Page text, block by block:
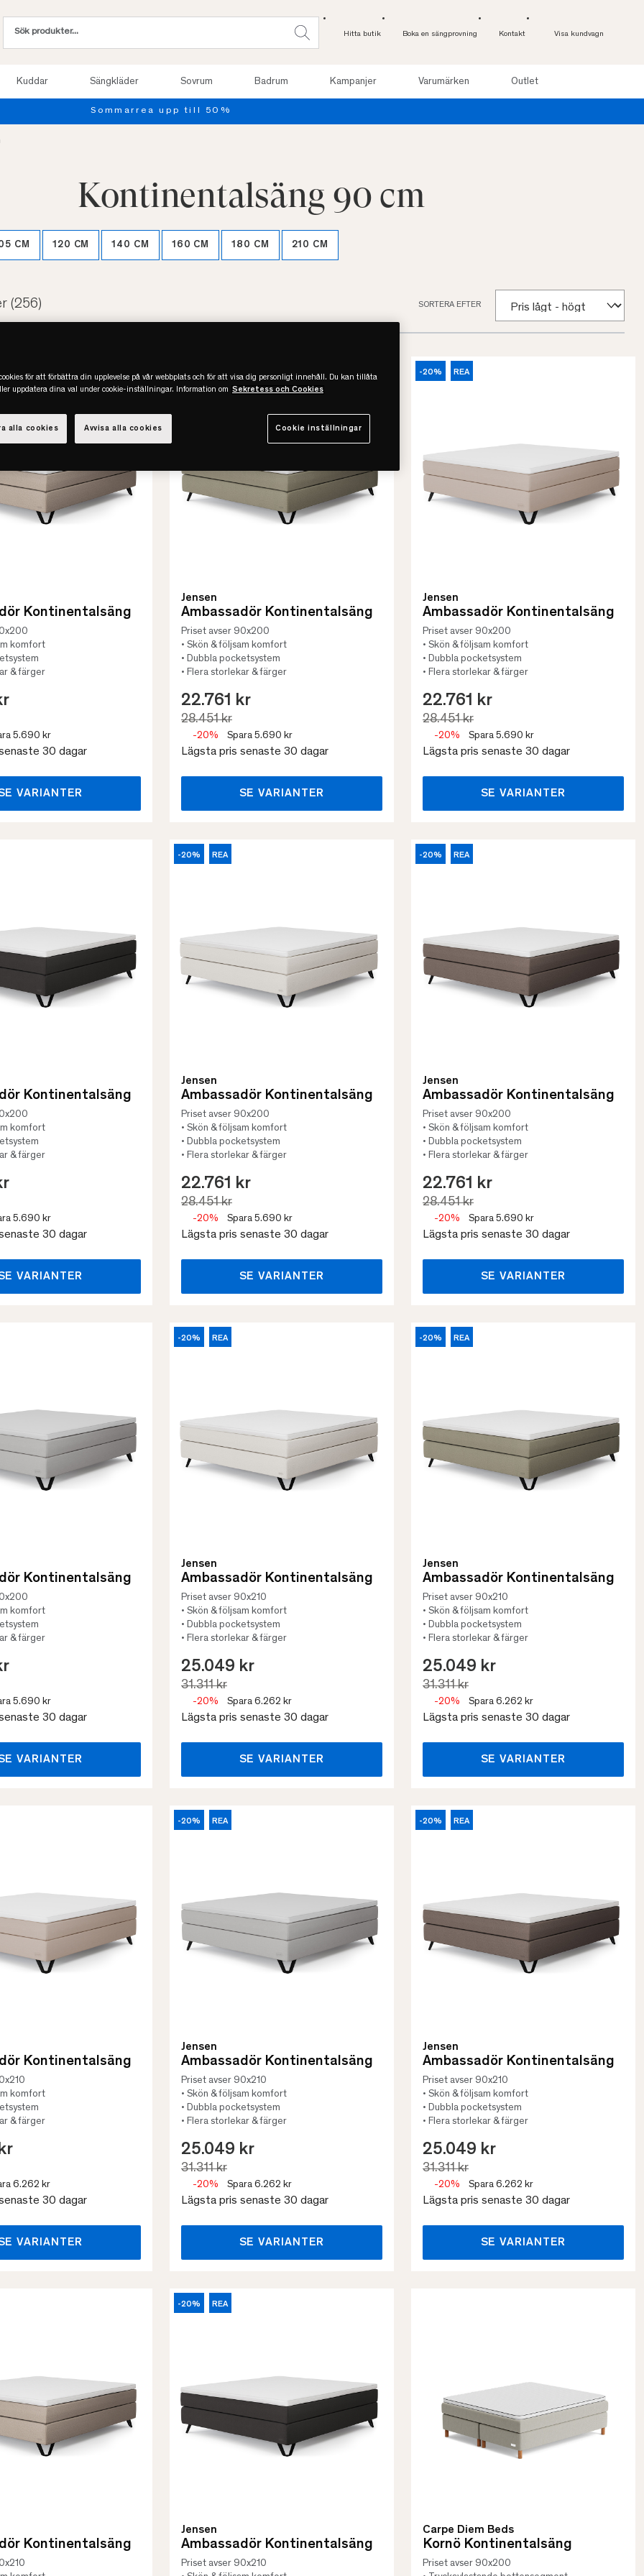
Hitta butik Boka en sängprovning Kontakt Visa kundvagn
Kuddar Sängkläder Sovrum Badrum Kampanjer Varumärken Outlet
Provsov upp till 100 nätter. Läs mer
Kontinentalsäng 90 cm
CM 120 CM 140 CM 160 CM 180 CM 210 CM
(256) SORTERA EFTER
Kontinentalsäng
komfort
& färger
5.690 kr
30 dagar
VARIANTER
-20% REA
Jensen
Ambassadör Kontinentalsäng
Priset avser 90x200
• Skön & följsam komfort
• Dubbla pocketsystem
• Flera storlekar & färger
22.761 kr
28.451 kr
-20% Spara 5.690 kr
Lägsta pris senaste 30 dagar
SE VARIANTER
-20% REA
Jensen
Ambassadör Kontinentalsäng
Priset avser 90x200
• Skön & följsam komfort
• Dubbla pocketsystem
• Flera storlekar & färger
22.761 kr
28.451 kr
-20% Spara 5.690 kr
Lägsta pris senaste 30 dagar
SE VARIANTER
Kontinentalsäng
komfort
& färger
5.690 kr
30 dagar
VARIANTER
-20% REA
Jensen
Ambassadör Kontinentalsäng
Priset avser 90x200
• Skön & följsam komfort
• Dubbla pocketsystem
• Flera storlekar & färger
22.761 kr
28.451 kr
-20% Spara 5.690 kr
Lägsta pris senaste 30 dagar
SE VARIANTER
-20% REA
Jensen
Ambassadör Kontinentalsäng
Priset avser 90x200
• Skön & följsam komfort
• Dubbla pocketsystem
• Flera storlekar & färger
22.761 kr
28.451 kr
-20% Spara 5.690 kr
Lägsta pris senaste 30 dagar
SE VARIANTER
Kontinentalsäng
komfort
& färger
5.690 kr
30 dagar
VARIANTER
-20% REA
Jensen
Ambassadör Kontinentalsäng
Priset avser 90x210
• Skön & följsam komfort
• Dubbla pocketsystem
• Flera storlekar & färger
25.049 kr
31.311 kr
-20% Spara 6.262 kr
Lägsta pris senaste 30 dagar
SE VARIANTER
-20% REA
Jensen
Ambassadör Kontinentalsäng
Priset avser 90x210
• Skön & följsam komfort
• Dubbla pocketsystem
• Flera storlekar & färger
25.049 kr
31.311 kr
-20% Spara 6.262 kr
Lägsta pris senaste 30 dagar
SE VARIANTER
Kontinentalsäng
komfort
& färger
6.262 kr
30 dagar
VARIANTER
-20% REA
Jensen
Ambassadör Kontinentalsäng
Priset avser 90x210
• Skön & följsam komfort
• Dubbla pocketsystem
• Flera storlekar & färger
25.049 kr
31.311 kr
-20% Spara 6.262 kr
Lägsta pris senaste 30 dagar
SE VARIANTER
-20% REA
Jensen
Ambassadör Kontinentalsäng
Priset avser 90x210
• Skön & följsam komfort
• Dubbla pocketsystem
• Flera storlekar & färger
25.049 kr
31.311 kr
-20% Spara 6.262 kr
Lägsta pris senaste 30 dagar
SE VARIANTER
Kontinentalsäng
-20% REA
Jensen
Ambassadör Kontinentalsäng
Priset avser 90x210
Carpe Diem Beds
Kornö Kontinentalsäng
Priset avser 90x200
för att förbättra din upplevelse på vår webbplats och för att visa dig personligt innehåll. Du kan tillåta
uppdatera dina val under cookie-inställningar. Information om Sekretess och Cookies
Cookie inställningar
Avvisa alla cookies
alla cookies